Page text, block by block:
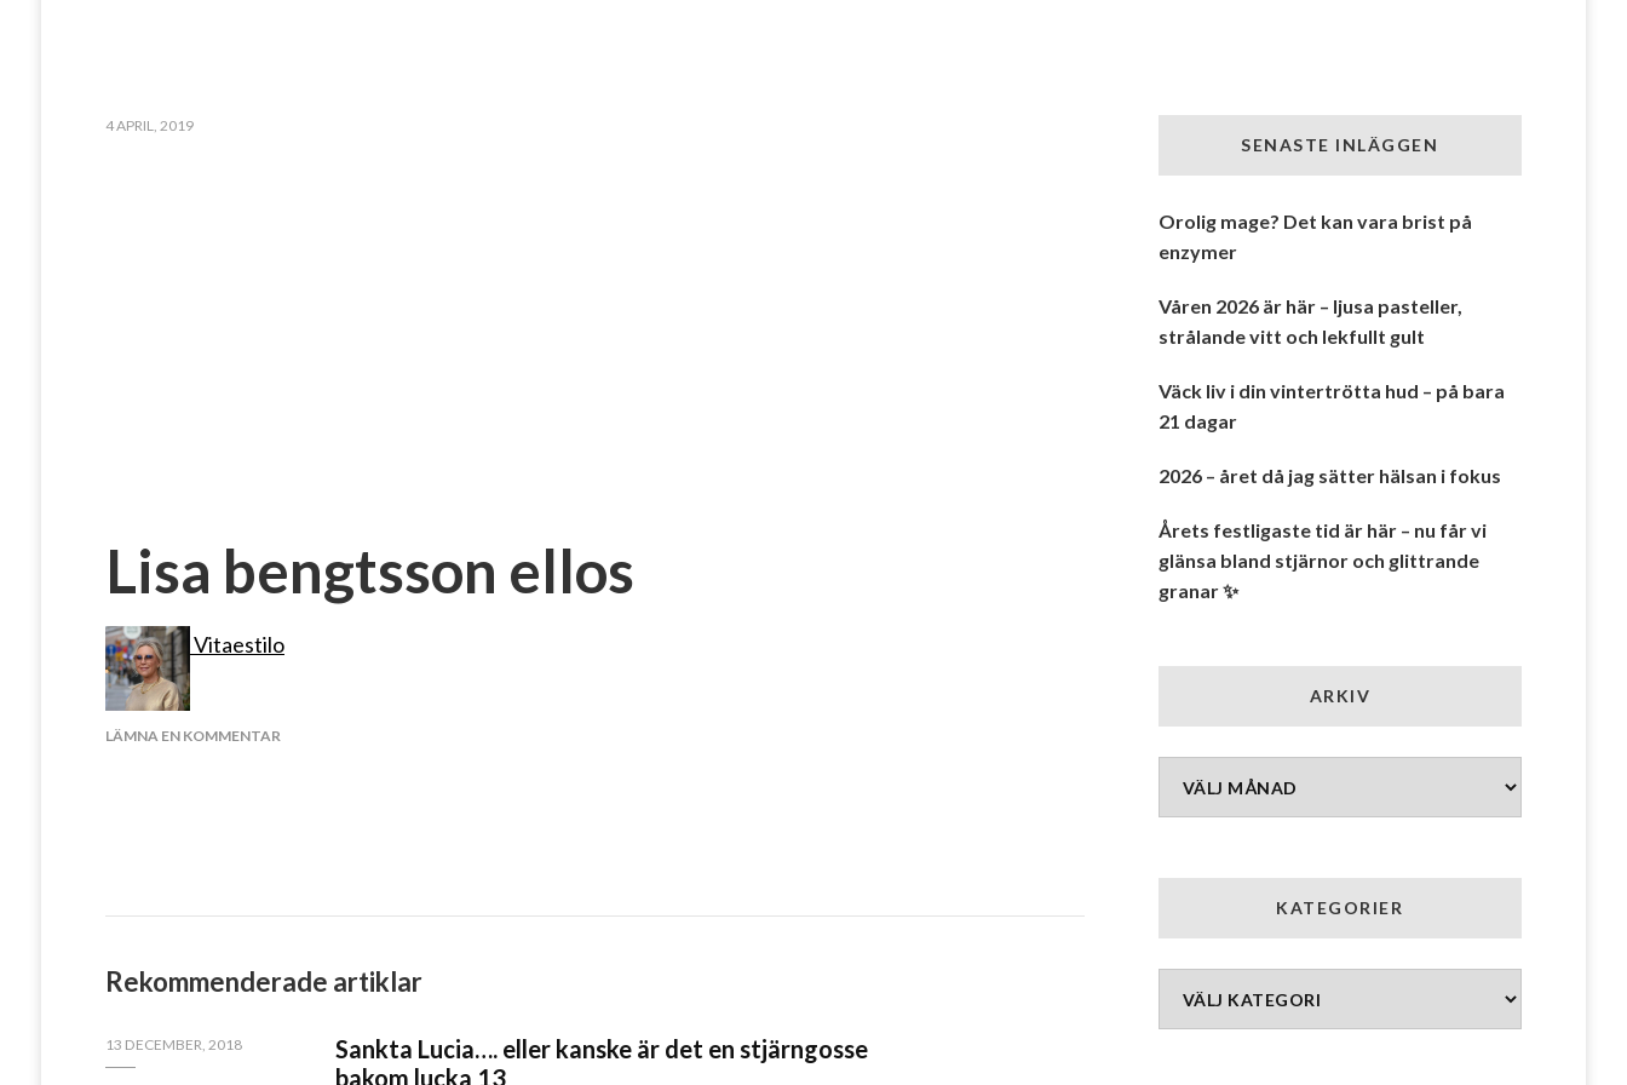
4 APRIL, 2019
Lisa bengtsson ellos
Vitaestilo
LÄMNA EN KOMMENTARPÅ
Rekommenderade artiklar
13 DECEMBER, 2018
Sankta Lucia…. eller kanske är det en stjärngosse
bakom lucka 13
SENASTE INLÄGGEN
Orolig mage? Det kan vara brist på
enzymer
Våren 2026 är här – ljusa pasteller,
strålande vitt och lekfullt gult
Väck liv i din vintertrötta hud – på bara
21 dagar
2026 – året då jag sätter hälsan i fokus
Årets festligaste tid är här – nu får vi
glänsa bland stjärnor och glittrande
granar ✨
ARKIV
Arkiv
KATEGORIER
Kategorier